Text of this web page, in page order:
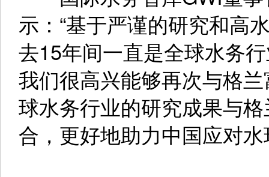
示：“基于严谨的研究和高
去15年间一直是全球水务
我们很高兴能够再次与格
球水务行业的研究成果与
合，更好地助力中国应对